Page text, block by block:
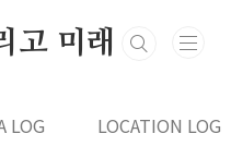
고 미래
LOG LOCATION LOG